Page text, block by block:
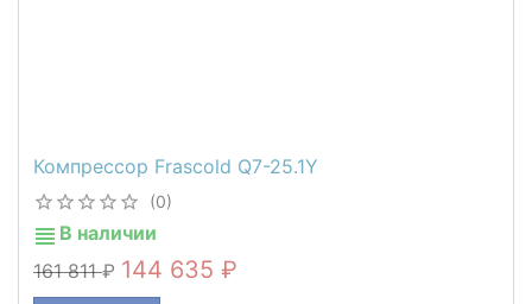
Компрессор Frascold Q7-25.1Y
(0)
В наличии
161 811
144 635